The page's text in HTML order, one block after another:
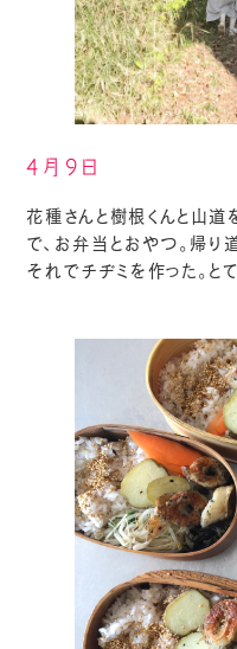
4月9日
花種さんと樹根くんと山
で、お弁当とおやつ。帰り
それでチヂミを作った。と